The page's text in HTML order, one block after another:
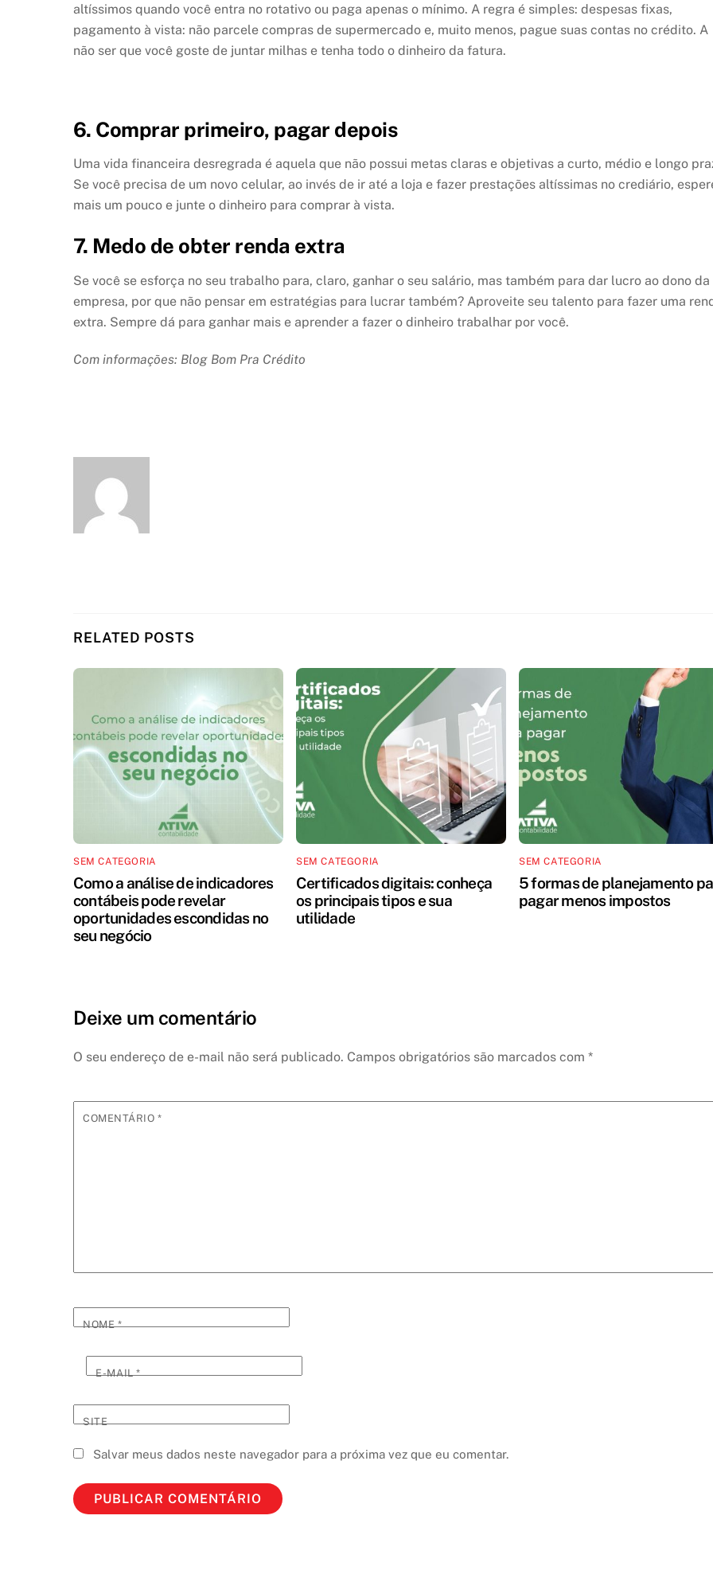
altíssimos quando você entra no rotativo ou paga apenas o mínimo. A regra é simples: despesas fixas,
pagamento à vista: não parcele compras de supermercado e, muito menos, pague suas contas no crédito. A
não ser que você goste de juntar milhas e tenha todo o dinheiro da fatura.
6. Comprar primeiro, pagar depois
Uma vida financeira desregrada é aquela que não possui metas claras e objetivas a curto, médio e longo
Se você precisa de um novo celular, ao invés de ir até a loja e fazer prestações altíssimas no crediário,
mais um pouco e junte o dinheiro para comprar à vista.
7. Medo de obter renda extra
Se você se esforça no seu trabalho para, claro, ganhar o seu salário, mas também para dar lucro ao dono da
empresa, por que não pensar em estratégias para lucrar também? Aproveite seu talento para fazer uma
extra. Sempre dá para ganhar mais e aprender a fazer o dinheiro trabalhar por você.
Com informações: Blog Bom Pra Crédito
RELATED POSTS
SEM CATEGORIA
Como a análise de indicadores
contábeis pode revelar
oportunidades escondidas no
seu negócio
SEM CATEGORIA
Certificados digitais: conheça
os principais tipos e sua
utilidade
SEM CATEGORIA
5 formas de planejamento
pagar menos impostos
Deixe um comentário
O seu endereço de e-mail não será publicado. Campos obrigatórios são marcados com *
COMENTÁRIO *
NOME*
E-MAIL*
SITE
Salvar meus dados neste navegador para a próxima vez que eu comentar.